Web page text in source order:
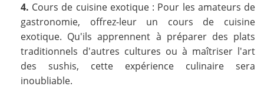
4. Cours de cuisine exotique : Pour les amateurs de
gastronomie, offrez-leur un cours de cuisine
exotique. Qu'ils apprennent à préparer des plats
traditionnels d'autres cultures ou à maîtriser l'art
des sushis, cette expérience culinaire sera
inoubliable.